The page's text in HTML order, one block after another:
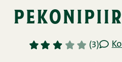
1 2 3 4 5 (3)